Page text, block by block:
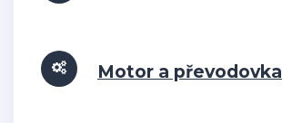
Motor a převodovka